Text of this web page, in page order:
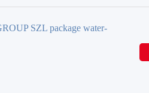
SZL package water-